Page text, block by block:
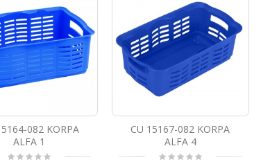
082 KORPA
ALFA 1
CU 15167-082 KORPA
ALFA 4